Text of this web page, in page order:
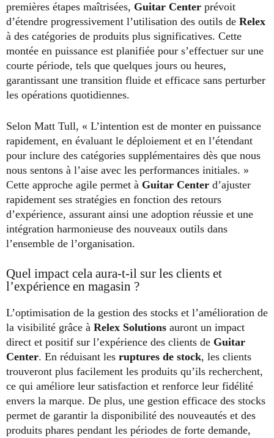
premières étapes maîtrisées, Guitar Center prévoit
d’étendre progressivement l’utilisation des outils de Relex
à des catégories de produits plus significatives. Cette
montée en puissance est planifiée pour s’effectuer sur une
courte période, tels que quelques jours ou heures,
garantissant une transition fluide et efficace sans perturber
les opérations quotidiennes.
Selon Matt Tull, « L’intention est de monter en puissance
rapidement, en évaluant le déploiement et en l’étendant
pour inclure des catégories supplémentaires dès que nous
nous sentons à l’aise avec les performances initiales. »
Cette approche agile permet à Guitar Center d’ajuster
rapidement ses stratégies en fonction des retours
d’expérience, assurant ainsi une adoption réussie et une
intégration harmonieuse des nouveaux outils dans
l’ensemble de l’organisation.
Quel impact cela aura-t-il sur les clients et
l’expérience en magasin ?
L’optimisation de la gestion des stocks et l’amélioration de
la visibilité grâce à Relex Solutions auront un impact
direct et positif sur l’expérience des clients de Guitar
Center. En réduisant les ruptures de stock, les clients
trouveront plus facilement les produits qu’ils recherchent,
ce qui améliore leur satisfaction et renforce leur fidélité
envers la marque. De plus, une gestion efficace des stocks
permet de garantir la disponibilité des nouveautés et des
produits phares pendant les périodes de forte demande,